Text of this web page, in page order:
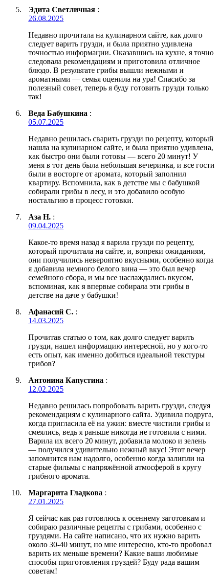
Эдита Светличная :
26.08.2025
Недавно прочитала на кулинарном сайте, как долго
следует варить грузди, и была приятно удивлена
точностью информации. Оказавшись на кухне, я точно
следовала рекомендациям и приготовила отличное
блюдо. В результате грибы вышли нежными и
ароматными — семья оценила на ура! Спасибо за
полезный совет, теперь я буду готовить грузди только
так!
Веда Бабушкина :
05.07.2025
Недавно решилась сварить грузди по рецепту, который
нашла на кулинарном сайте, и была приятно удивлена,
как быстро они были готовы — всего 20 минут! У
меня в тот день была небольшая вечеринка, и все гости
были в восторге от аромата, который заполнил
квартиру. Вспомнила, как в детстве мы с бабушкой
собирали грибы в лесу, и это добавило особую
ностальгию в процесс готовки.
Аза Н. :
09.04.2025
Какое-то время назад я варила грузди по рецепту,
который прочитала на сайте, и, вопреки ожиданиям,
они получились невероятно вкусными, особенно когда
я добавила немного белого вина — это был вечер
семейного сбора, и мы все наслаждались вкусом,
вспоминая, как я впервые собирала эти грибы в
детстве на даче у бабушки!
Афанасий С. :
14.03.2025
Прочитав статью о том, как долго следует варить
грузди, нашел информацию интересной, но у кого-то
есть опыт, как именно добиться идеальной текстуры
грибов?
Антонина Капустина :
12.02.2025
Недавно решилась попробовать варить грузди, следуя
рекомендациям с кулинарного сайта. Удивила подруга,
когда пригласила её на ужин: вместе чистили грибы и
смеялись, ведь я раньше никогда не готовила с ними.
Варила их всего 20 минут, добавила молоко и зелень
— получился удивительно нежный вкус! Этот вечер
запомнится нам надолго, особенно когда залипли на
старые фильмы с напряжённой атмосферой в кругу
грибного аромата.
Маргарита Гладкова :
27.01.2025
Я сейчас как раз готовлюсь к осеннему заготовкам и
собираю различные рецепты с грибами, особенно с
груздями. На сайте написано, что их нужно варить
около 30-40 минут, но мне интересно, кто-то пробовал
варить их меньше времени? Какие ваши любимые
способы приготовления груздей? Буду рада вашим
советам!